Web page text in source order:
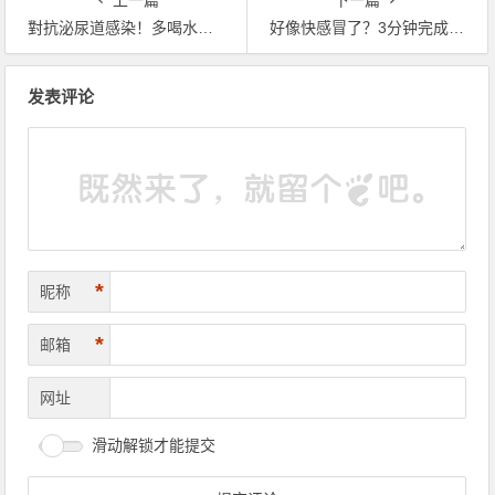
對抗泌尿道感染！多喝水、少憋尿
好像快感冒了？3分钟完成洋葱蔬果汁提升抵抗力
发表评论
昵称 *
邮箱 *
网址
滑动解锁才能提交